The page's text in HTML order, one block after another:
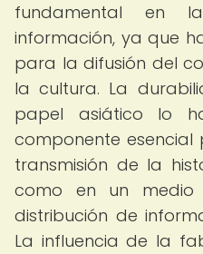
fundamental en
información, ya que
para la difusión del
la cultura. La
papel asiático lo
componente
transmisión de la
como en un
distribución de
La influencia de la